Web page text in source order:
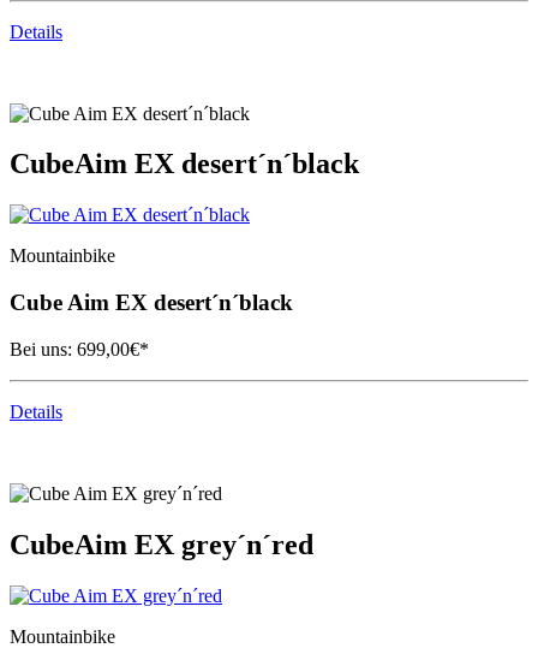
Details
CubeAim EX desert´n´black
Mountainbike
Cube Aim EX desert´n´black
Bei uns: 699,00€*
Details
CubeAim EX grey´n´red
Mountainbike